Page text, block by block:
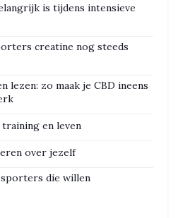
is tijdens intensieve
creatine nog steeds
lezen: zo maak je CBD ineens
en leven
over jezelf
die willen